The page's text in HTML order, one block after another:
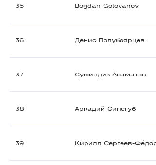
35 Bogdan Golovanov
36 Денис Полубоярцев
37 Суюиндик Азаматов
38 Аркадий Синегуб
39 Кирилл Сергеев-